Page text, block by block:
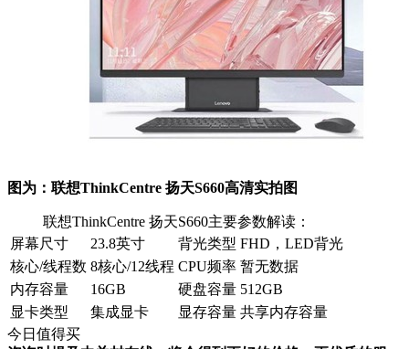
图为：联想ThinkCentre 扬天S660高清实拍图
联想ThinkCentre 扬天S660主要参数解读：
屏幕尺寸
23.8英寸 背光类型 FHD，LED背光
核心/线程数 8核心/12线程 CPU频率 暂无数据
内存容量
16GB 硬盘容量 512GB
显卡类型
集成显卡 显存容量 共享内存容量
今日值得买